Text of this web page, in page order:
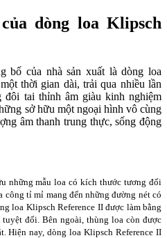
dòng loa Klipsch
bố của nhà sản xuất là dòng loa
thời gian dài, trải qua nhiều lần
đôi tai thỉnh âm giàu kinh nghiệm
sở hữu một ngoại hình vô cùng
âm thanh trung thực, sống động
những mẫu loa có kích thước tương đối
tỉ mỉ mang đến những đường nét có
loa Klipsch Reference II được làm bằng
đối. Bên ngoài, thùng loa còn được
Hiện nay, dòng loa Klipsch Reference II